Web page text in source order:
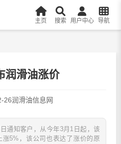
主页 搜索 用户中心 导航
润滑油涨价
26润滑油信息网
通知客户，从今年3月1日起，该
5%，该公司也表达了涨价的原